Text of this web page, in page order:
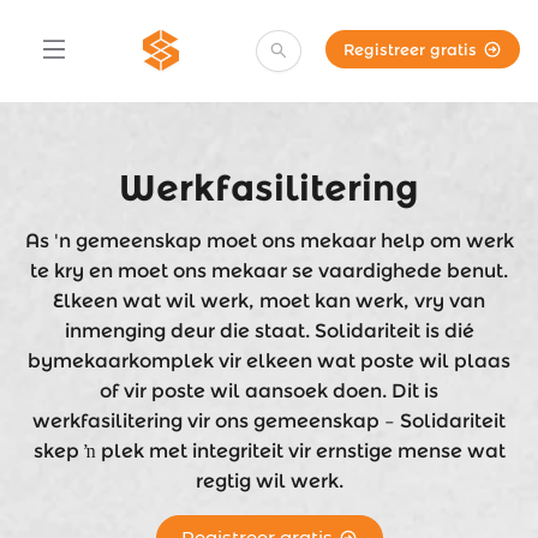
Registreer gratis
Werkfasilitering
As 'n gemeenskap moet ons mekaar help om werk
te kry en moet ons mekaar se vaardighede benut.
Elkeen wat wil werk, moet kan werk, vry van
inmenging deur die staat. Solidariteit is dié
bymekaarkomplek vir elkeen wat poste wil plaas
of vir poste wil aansoek doen. Dit is
werkfasilitering vir ons gemeenskap – Solidariteit
skep ŉ plek met integriteit vir ernstige mense wat
regtig wil werk.